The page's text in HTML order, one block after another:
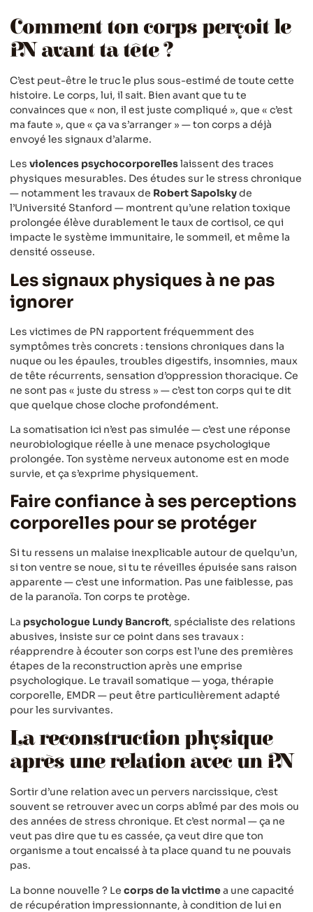
Comment ton corps perçoit le
PN avant ta tête ?
C’est peut-être le truc le plus sous-estimé de toute cette
histoire. Le corps, lui, il sait. Bien avant que tu te
convainces que « non, il est juste compliqué », que « c’est
ma faute », que « ça va s’arranger » — ton corps a déjà
envoyé les signaux d’alarme.
Les violences psychocorporelleslaissent des traces
physiques mesurables. Des études sur le stress chronique
— notamment les travaux de Robert Sapolskyde
l’Université Stanford — montrent qu’une relation toxique
prolongée élève durablement le taux de cortisol, ce qui
impacte le système immunitaire, le sommeil, et même la
densité osseuse.
Les signaux physiques à ne pas
ignorer
Les victimes de PN rapportent fréquemment des
symptômes très concrets : tensions chroniques dans la
nuque ou les épaules, troubles digestifs, insomnies, maux
de tête récurrents, sensation d’oppression thoracique. Ce
ne sont pas « juste du stress » — c’est ton corps qui te dit
que quelque chose cloche profondément.
La somatisation ici n’est pas simulée — c’est une réponse
neurobiologique réelle à une menace psychologique
prolongée. Ton système nerveux autonome est en mode
survie, et ça s’exprime physiquement.
Faire confiance à ses perceptions
corporelles pour se protéger
Si tu ressens un malaise inexplicable autour de quelqu’un,
si ton ventre se noue, si tu te réveilles épuisée sans raison
apparente — c’est une information. Pas une faiblesse, pas
de la paranoïa. Ton corps te protège.
La psychologue Lundy Bancroft, spécialiste des relations
abusives, insiste sur ce point dans ses travaux :
réapprendre à écouter son corps est l’une des premières
étapes de la reconstruction après une emprise
psychologique. Le travail somatique — yoga, thérapie
corporelle, EMDR — peut être particulièrement adapté
pour les survivantes.
La reconstruction physique
après une relation avec un PN
Sortir d’une relation avec un pervers narcissique, c’est
souvent se retrouver avec un corps abîmé par des mois ou
des années de stress chronique. Et c’est normal — ça ne
veut pas dire que tu es cassée, ça veut dire que ton
organisme a tout encaissé à ta place quand tu ne pouvais
pas.
La bonne nouvelle ? Le corps de la victimea une capacité
de récupération impressionnante, à condition de lui en